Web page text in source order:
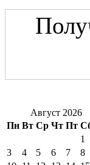
Август 2026
Пн Вт Ср Чт Пт
1
3
4 5 6 7 8